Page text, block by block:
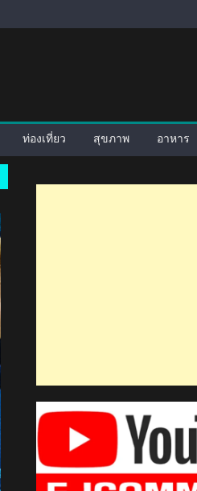
ท่องเที่ยว สุขภาพ อาหาร